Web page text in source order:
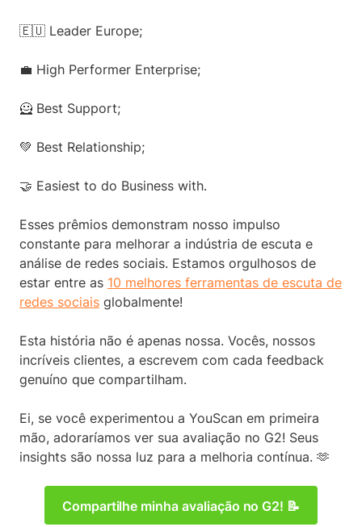
🇪🇺 Leader Europe;
💼 High Performer Enterprise;
🦸 Best Support;
💚 Best Relationship;
🤝 Easiest to do Business with.
Esses prêmios demonstram nosso impulso
constante para melhorar a indústria de escuta e
análise de redes sociais. Estamos orgulhosos de
estar entre as 10 melhores ferramentas de escuta de
redes sociais globalmente!
Esta história não é apenas nossa. Vocês, nossos
incríveis clientes, a escrevem com cada feedback
genuíno que compartilham.
Ei, se você experimentou a YouScan em primeira
mão, adoraríamos ver sua avaliação no G2! Seus
insights são nossa luz para a melhoria contínua. 🫶
Compartilhe minha avaliação no G2! 📝